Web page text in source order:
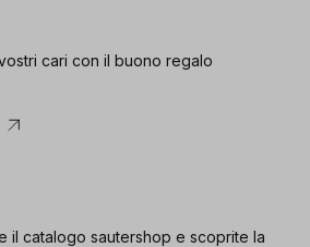
cari con il buono regalo
il catalogo sautershop e scoprite la